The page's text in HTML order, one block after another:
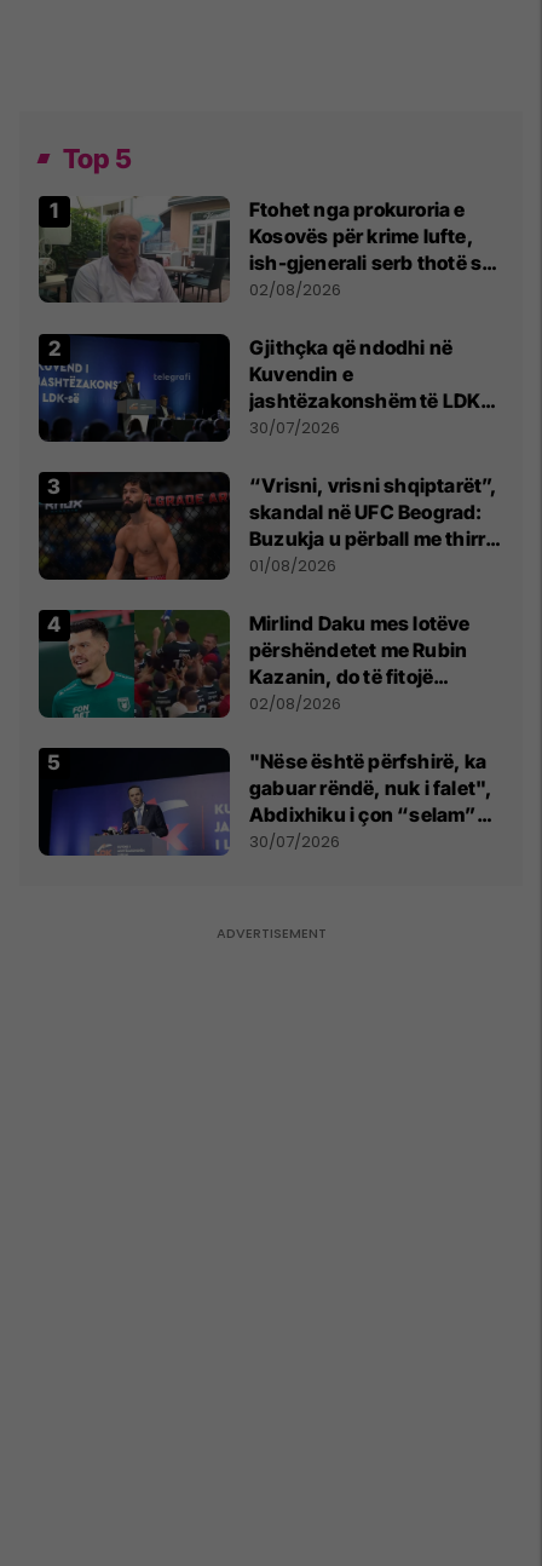
Top 5
Ftohet nga prokuroria e
Kosovës për krime lufte,
ish-gjenerali serb thotë se
dikush e tradhtoi në
02/08/2026
Gjithçka që ndodhi në
Kuvendin e
jashtëzakonshëm të LDK-
së
30/07/2026
“Vrisni, vrisni shqiptarët”,
skandal në UFC Beograd:
Buzukja u përball me thirrje
anti-shqiptare nga
01/08/2026
Mirlind Daku mes lotëve
përshëndetet me Rubin
Kazanin, do të fitojë
miliona te Spartak Moska
02/08/2026
"Nëse është përfshirë, ka
gabuar rëndë, nuk i falet",
Abdixhiku i çon “selam”
Përparim Ramës
30/07/2026